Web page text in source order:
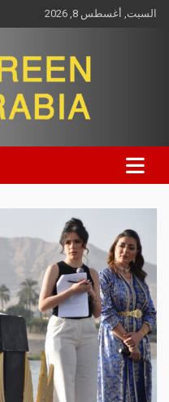
السبت, أغسطس 8, 2026
Screen Arabia